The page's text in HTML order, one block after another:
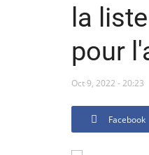
la
pour
Oct 9, 2022 - 20:23
Facebook